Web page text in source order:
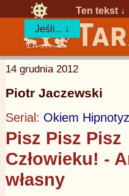
Ten tekst ↓
Jeśli... ↓
14 grudnia 2012
Piotr Jaczewski
Serial: Okiem
Pisz Pisz Pisz
Człowieku! -
własny